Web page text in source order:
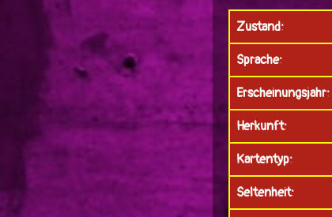
Zustand:
Sprache:
Erscheinungsjahr:
Herkunft:
Kartentyp:
Seltenheit: